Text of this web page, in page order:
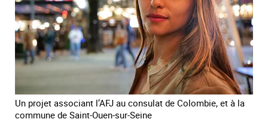
traite
et
le
conflit
en
Un projet associant l’AFJ au consulat de Colombie, et à la
commune de Saint-Ouen-sur-Seine